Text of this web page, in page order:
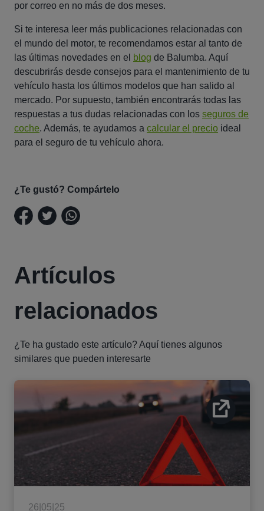
por correo en no más de dos meses.
Si te interesa leer más publicaciones relacionadas con
el mundo del motor, te recomendamos estar al tanto de
las últimas novedades en el
blog de Balumba. Aquí
descubrirás desde consejos para el mantenimiento de tu
vehículo hasta los últimos modelos que han salido al
mercado. Por supuesto, también encontrarás todas las
respuestas a tus dudas relacionadas con los seguros de
coche. Además, te ayudamos a calcular el precio ideal
para el seguro de tu vehículo ahora.
¿Te gustó? Compártelo
Artículos
relacionados
¿Te ha gustado este artículo? Aquí tienes algunos
similares que pueden interesarte
26|05|25